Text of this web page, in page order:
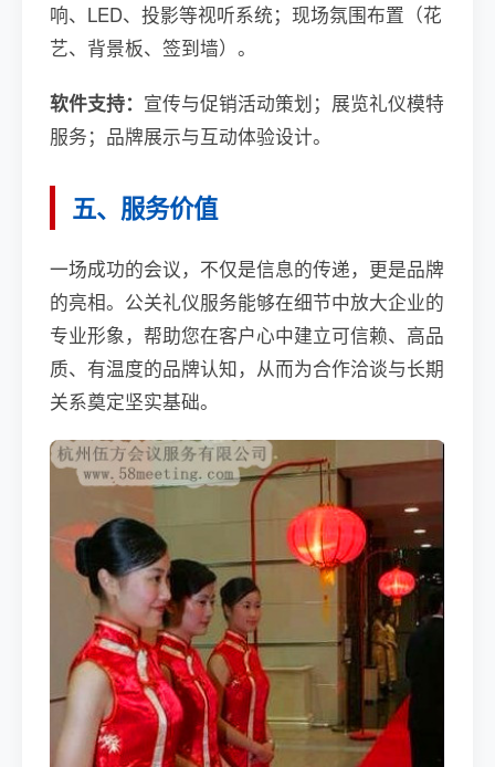
响、LED、投影等视听系统；现场氛围布置（花
艺、背景板、签到墙）。
软件支持： 宣传与促销活动策划；展览礼仪模特
服务；品牌展示与互动体验设计。
五、服务价值
一场成功的会议，不仅是信息的传递，更是品牌
的亮相。公关礼仪服务能够在细节中放大企业的
专业形象，帮助您在客户心中建立可信赖、高品
质、有温度的品牌认知，从而为合作洽谈与长期
关系奠定坚实基础。